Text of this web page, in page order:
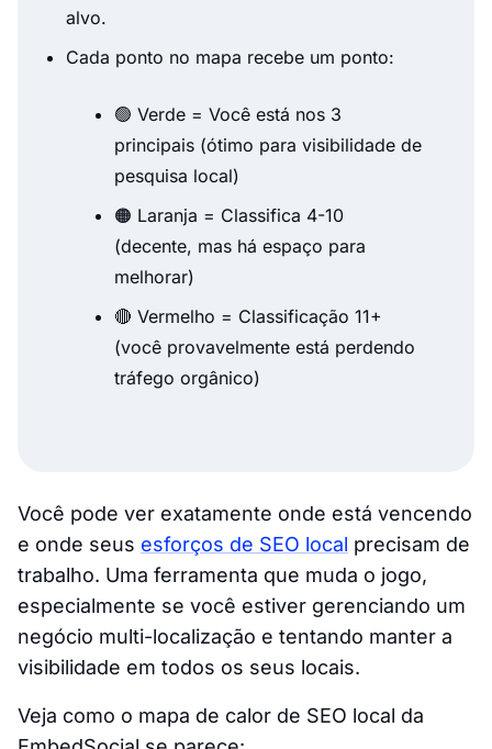
alvo.
Cada ponto no mapa recebe um ponto:
🟢 Verde = Você está nos 3
principais (ótimo para visibilidade de
pesquisa local)
🟠 Laranja = Classifica 4-10
(decente, mas há espaço para
melhorar)
🔴 Vermelho = Classificação 11+
(você provavelmente está perdendo
tráfego orgânico)
Você pode ver exatamente onde está vencendo
e onde seus esforços de SEO local precisam de
trabalho. Uma ferramenta que muda o jogo,
especialmente se você estiver gerenciando um
negócio multi-localização e tentando manter a
visibilidade em todos os seus locais.
Veja como o mapa de calor de SEO local da